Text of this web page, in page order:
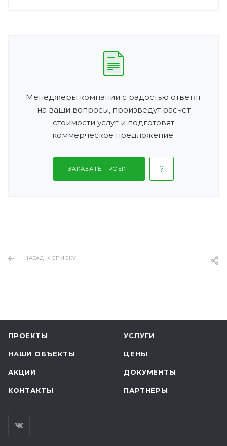
Менеджеры компании с радостью ответят
на ваши вопросы, произведут расчет
стоимости услуг и подготовят
коммерческое предложение.
ЗАКАЗАТЬ ПРОЕКТ
НАЗАД К СПИСКУ
ПРОЕКТЫ УСЛУГИ
НАШИ ОБЪЕКТЫ ЦЕНЫ
АКЦИИ ДОКУМЕНТЫ
КОНТАКТЫ ПАРТНЕРЫ